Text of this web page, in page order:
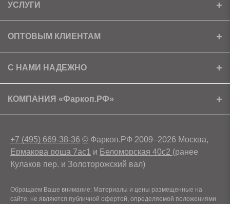
УСЛУГИ
Установка
Доставка
ОПТОВЫМ КЛИЕНТАМ
Ищем партнеров
Скачать прайс
С НАМИ НАДЕЖНО
Сертификаты
Условия возврата
КОМПАНИЯ «Фаркоп.РФ»
+7 (495) 669-38-36 © Фаркоп.РФ 2009–2026 Москва,
Ермакова роща 7ас1 и Беломорская 40с2 (ранее
Кулаков пер. и Золоторожский вал)
Обращаем Ваше внимание: Материалы и цены размещенные на
сайте, не являются публичной офертой, определяемой положениями